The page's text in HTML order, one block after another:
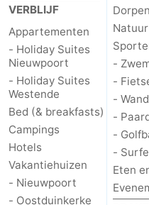
VERBLIJF
Appartementen
- Holiday Suites
Nieuwpoort
- Holiday Suites
Westende
Bed (& breakfasts)
Campings
Hotels
Vakantiehuizen
- Nieuwpoort
- Oostduinkerke
Natuur
-
-
-
-
-
-
Eten